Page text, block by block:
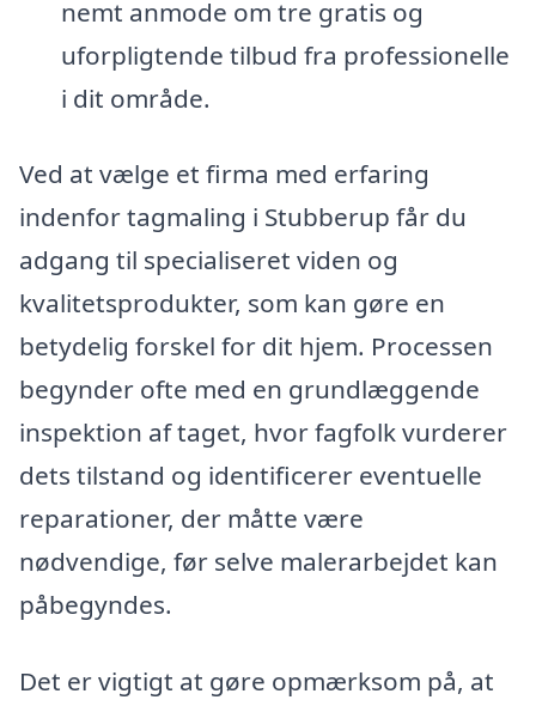
nemt anmode om tre gratis og
uforpligtende tilbud fra professionelle
i dit område.
Ved at vælge et firma med erfaring
indenfor tagmaling i Stubberup får du
adgang til specialiseret viden og
kvalitetsprodukter, som kan gøre en
betydelig forskel for dit hjem. Processen
begynder ofte med en grundlæggende
inspektion af taget, hvor fagfolk vurderer
dets tilstand og identificerer eventuelle
reparationer, der måtte være
nødvendige, før selve malerarbejdet kan
påbegyndes.
Det er vigtigt at gøre opmærksom på, at